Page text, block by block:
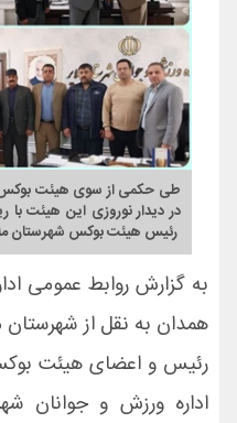
طی حکمی از سوی هیئت بوکس
در دیدار نوروزی این هیئت
رئیس هیئت بوکس شهرستان
به گزارش روابط عمومی
همدان به نقل از شهرستان
رئیس و اعضای هیئت
اداره ورزش و جوانان